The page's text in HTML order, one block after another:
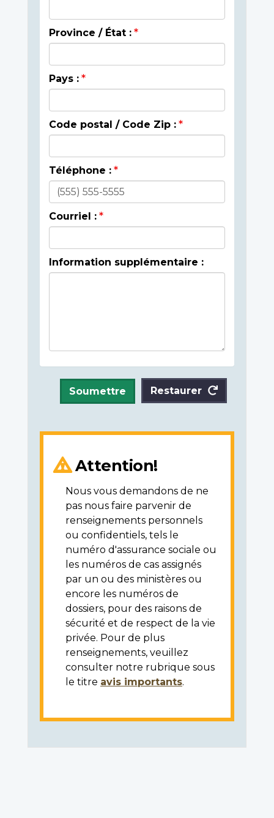
Province / État :
Pays :
Code postal / Code Zip :
Téléphone :
Courriel :
Information supplémentaire :
Soumettre Restaurer
Attention!
Nous vous demandons de ne
pas nous faire parvenir de
renseignements personnels
ou confidentiels, tels le
numéro d'assurance sociale ou
les numéros de cas assignés
par un ou des ministères ou
encore les numéros de
dossiers, pour des raisons de
sécurité et de respect de la vie
privée. Pour de plus
renseignements, veuillez
consulter notre rubrique sous
le titre avis importants.